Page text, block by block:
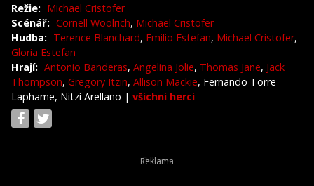
Režie: Michael Cristofer
Scénář: Cornell Woolrich, Michael Cristofer
Hudba: Terence Blanchard, Emilio Estefan, Michael Cristofer,
Gloria Estefan
Hrají: Antonio Banderas, Angelina Jolie, Thomas Jane, Jack
Thompson, Gregory Itzin, Allison Mackie, Fernando Torre
Laphame, Nitzi Arellano | všichni herci